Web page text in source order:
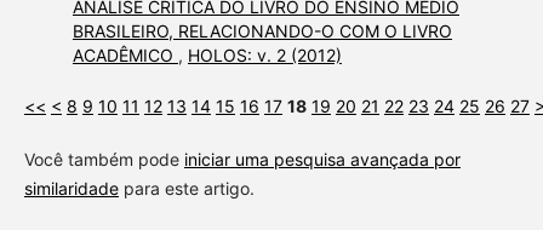
ANÁLISE CRÍTICA DO LIVRO DO ENSINO MÉDIO
BRASILEIRO, RELACIONANDO-O COM O LIVRO
ACADÊMICO , HOLOS: v. 2 (2012)
<< < 8 9 10 11 12 13 14 15 16 17 18 19 20 21 22 23 24 25 26 27
Você também pode iniciar uma pesquisa avançada por
similaridadepara este artigo.